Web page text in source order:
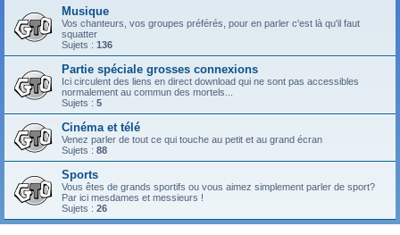
Musique
Vos chanteurs, vos groupes préférés, pour en parler c'est là qu'il faut
squatter
Sujets : 136
Partie spéciale grosses connexions
Ici circulent des liens en direct download qui ne sont pas accessibles
normalement au commun des mortels...
Sujets : 5
Cinéma et télé
Venez parler de tout ce qui touche au petit et au grand écran
Sujets : 88
Sports
Vous êtes de grands sportifs ou vous aimez simplement parler de sport?
Par ici mesdames et messieurs !
Sujets : 26